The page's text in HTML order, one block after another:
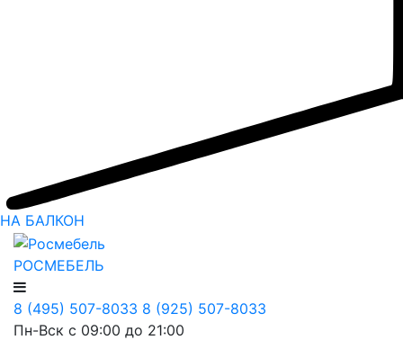
НА БАЛКОН
РОСМЕБЕЛЬ
8 (495) 507-8033 8 (925) 507-8033
Пн-Вск с 09:00 до 21:00